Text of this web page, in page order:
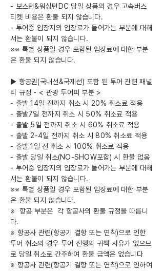
- 보스턴&워싱턴DC 당일 상품의 경우 고속버스
티켓 비용은 환불 되지 않습니다.
- 투어중 입장지의 입장료가 들어가는 부분에 대해
서는 환불이 되지 않습니다.
※※ 특별 상품일 경우 포함된 입장료에 대한 부분
은 환불 되지 않습니다.
► 항공권(국내선&국제선) 포함 된 투어 관련 패널
티 규정 - < 관광 투어피 부분 >
- 출발 14일 전까지 취소 시 20% 취소료 적용
- 출발7일 전까지 취소 시 50% 취소료 적용
- 출발 5일 전까지 취소 시 60% 취소료 적용
- 출발 2-4일 전까지 취소 시 80% 취소료 적용
- 출발 1일 전 취소 시 100% 취소료 적용
- 출발 당일 취소(NO-SHOW포함) 시 환불 없음
- 투어중 입장지의 입장료가 들어가는 부분에 대해
서는 환불이 되지 않습니다.
※※ 특별 상품일 경우 포함된 입장료에 대한 부분
은 환불 되지 않습니다.
※ 항공 부분은 각 항공사의 환불 규정을 따릅니
다.
※ 항공사 관련(항공기 결항 또는 연착)으로 인한
투어 취소의 경우 투어 진행의 귀책 사유가 없으므
로 당일 취소로 간주하여 환불 금액은 없습니다
※ 항공사 관련(항공기 결항 또는 연착)으로 인하여